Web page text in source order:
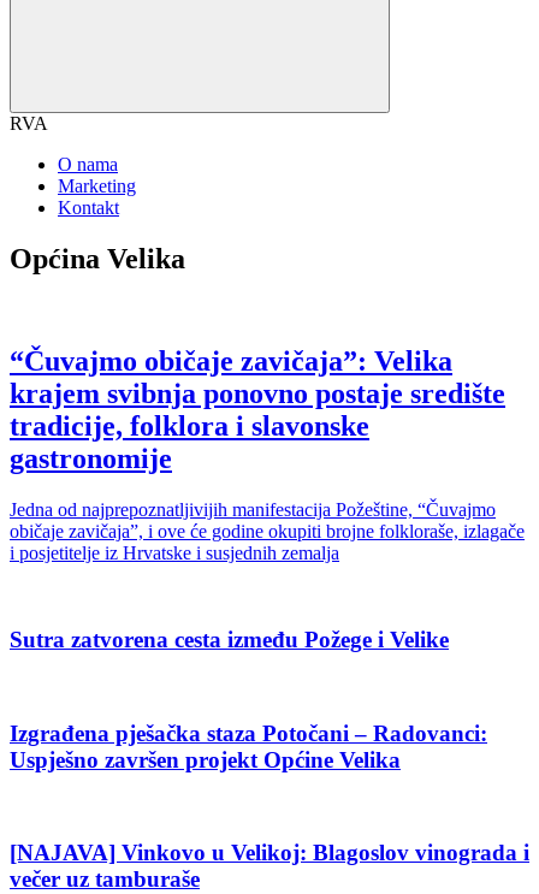
RVA
O nama
Marketing
Kontakt
Općina Velika
“Čuvajmo običaje zavičaja”: Velika
krajem svibnja ponovno postaje središte
tradicije, folklora i slavonske
gastronomije
Jedna od najprepoznatljivijih manifestacija Požeštine, “Čuvajmo
običaje zavičaja”, i ove će godine okupiti brojne folkloraše, izlagače
i posjetitelje iz Hrvatske i susjednih zemalja
Sutra zatvorena cesta između Požege i Velike
Izgrađena pješačka staza Potočani – Radovanci:
Uspješno završen projekt Općine Velika
[NAJAVA] Vinkovo u Velikoj: Blagoslov vinograda i
večer uz tamburaše